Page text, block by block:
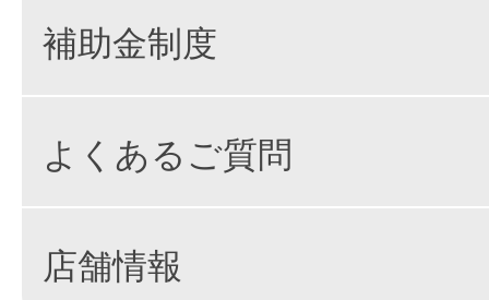
補助金制度
よくあるご質問
店舗情報